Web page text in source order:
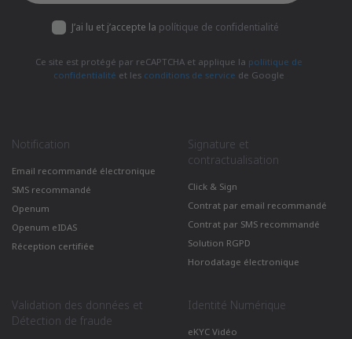
J’ai lu et j’accepte la polítique de confidentialité
Ce site est protégé par reCAPTCHA et applique la políitique de
confidentialité et les conditions de service de Google
Notification
Email recommandé électronique
SMS recommandé
Openum
Openum eIDAS
Réception certifiée
Signature et
contractualisation
Click & Sign
Contrat par email recommandé
Contrat par SMS recommandé
Solution RGPD
Horodatage électronique
Validation des données et
Détection de fraude
Identité Numérique
eKYC Vidéo